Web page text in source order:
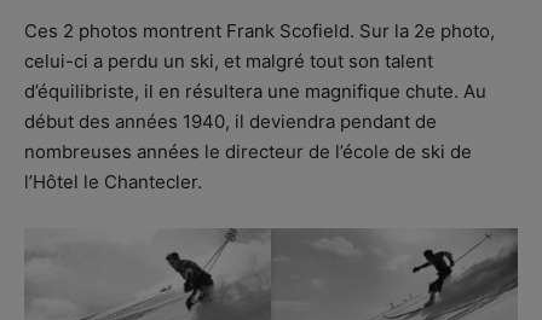
Ces 2 photos montrent Frank Scofield. Sur la 2e photo,
celui-ci a perdu un ski, et malgré tout son talent
d’équilibriste, il en résultera une magnifique chute. Au
début des années 1940, il deviendra pendant de
nombreuses années le directeur de l’école de ski de
l’Hôtel le Chantecler.